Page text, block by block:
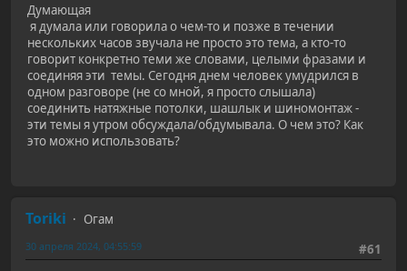
Думающая
я думала или говорила о чем-то и позже в течении
нескольких часов звучала не просто это тема, а кто-то
говорит конкретно теми же словами, целыми фразами и
соединяя эти темы. Сегодня днем человек умудрился в
одном разговоре (не со мной, я просто слышала)
соединить натяжные потолки, шашлык и шиномонтаж -
эти темы я утром обсуждала/обдумывала. О чем это? Как
это можно использовать?
Toriki
Огам
#61
30 апреля 2024, 04:55:59